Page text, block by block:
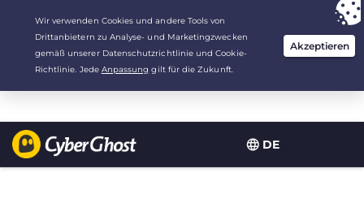
DE
Deine Wahl:Der beste Dealfür 3.3333333333333 Jahre zu $
/Monat